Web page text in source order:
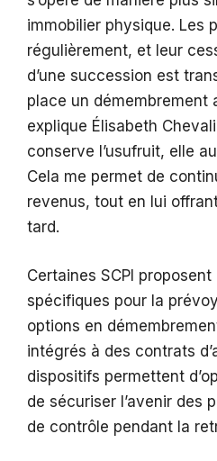
immobilier physique. Les
régulièrement, et leur
d’une succession est
place un démembrement
explique Élisabeth
conserve l’usufruit, elle
Cela me permet de
revenus, tout en lui
tard.
Certaines SCPI
spécifiques pour la
options en
intégrés à des contrats
dispositifs permettent
de sécuriser l’avenir des
de contrôle pendant la